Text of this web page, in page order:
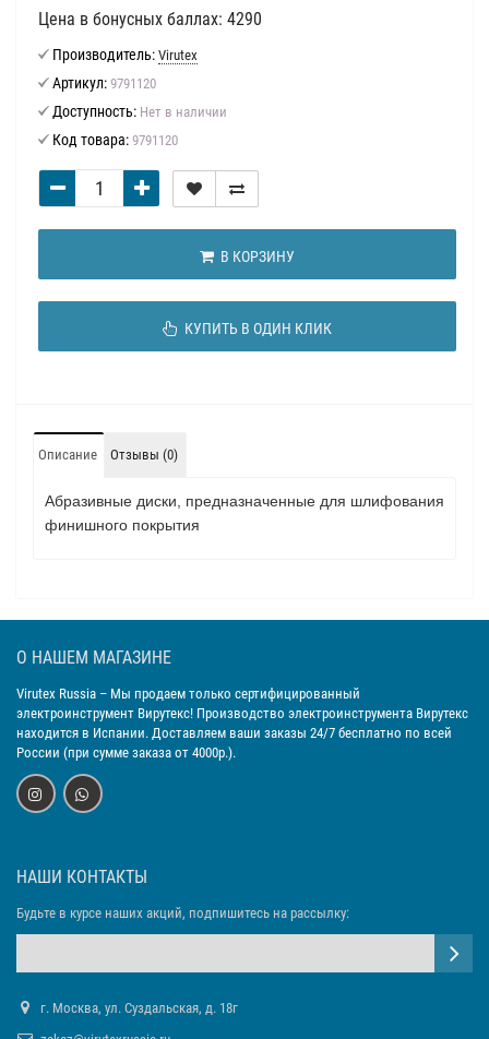
Цена в бонусных баллах: 4290
Производитель: Virutex
Артикул: 9791120
Доступность: Нет в наличии
Код товара: 9791120
В КОРЗИНУ
КУПИТЬ В ОДИН КЛИК
Описание Отзывы (0)
Абразивные диски, предназначенные для шлифования
финишного покрытия
О НАШЕМ МАГАЗИНЕ
Virutex Russia – Мы продаем только сертифицированный
электроинструмент Вирутекс! Производство электроинструмента Вирутекс
находится в Испании. Доставляем ваши заказы 24/7 бесплатно по всей
России (при сумме заказа от 4000р.).
НАШИ КОНТАКТЫ
Будьте в курсе наших акций, подпишитесь на рассылку:
г. Москва, ул. Суздальская, д. 18г